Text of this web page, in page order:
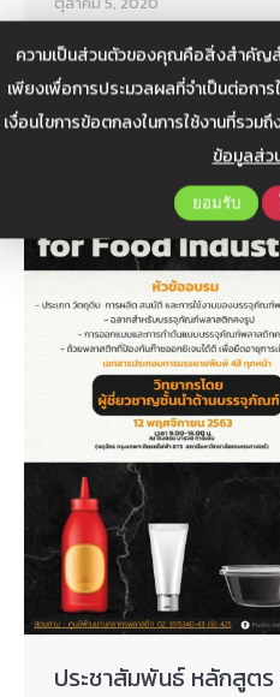
ความเป็นส่วนตัวของคุณคือสิ่งสำคัญ
เพียงเพื่อการประมวลผลที่จำเป็นต่อก
เงื่อนไขการข้อตกลงในการใช้งานที่รวมถึ
ข้อมูลส่ว
ยอมรับ
เสวนาหัวข้อ “เข้าใจและเข้า
วงจ…
ประชาสัมพันธ์ หลักสูตร